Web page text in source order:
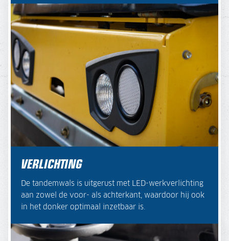
VERLICHTING
De tandemwals is uitgerust met LED-werkverlichting
aan zowel de voor- als achterkant, waardoor hij ook
in het donker optimaal inzetbaar is.